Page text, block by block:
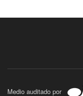
Medio auditado por